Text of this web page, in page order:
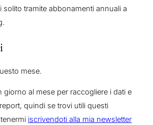
solito tramite abbonamenti annuali a
mese.
giorno al mese per raccogliere i dati e
quindi se trovi utili questi
iscrivendoti alla mia newsletter